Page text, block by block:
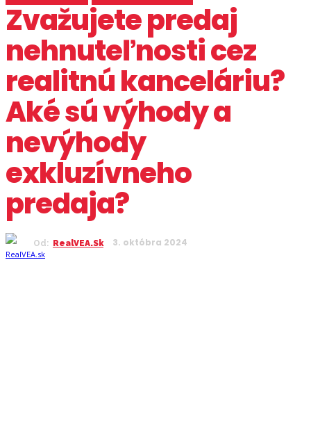
Zvažujete predaj
nehnuteľnosti cez
realitnú kanceláriu?
Aké sú výhody a
nevýhody
exkluzívneho
predaja?
Od: RealVEA.sk 3. októbra 2024